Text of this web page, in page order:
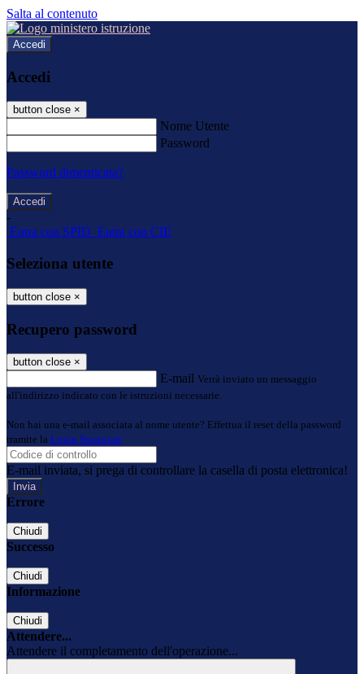
Salta al contenuto
Accedi
Accedi
button close ×
Nome Utente
Password
Password dimenticata?
-
Entra con SPID Entra con CIE
Seleziona utente
button close ×
Recupero password
button close ×
E-mail Verrà inviato un messaggio
all'indirizzo indicato con le istruzioni necessarie.
Non hai una e-mail associata al nome utente? Effettua il reset della password
tramite la Login Spaggiari
E-mail inviata, si prega di controllare la casella di posta elettronica!
Errore
Chiudi
Successo
Chiudi
Informazione
Chiudi
Attendere...
Attendere il completamento dell'operazione...